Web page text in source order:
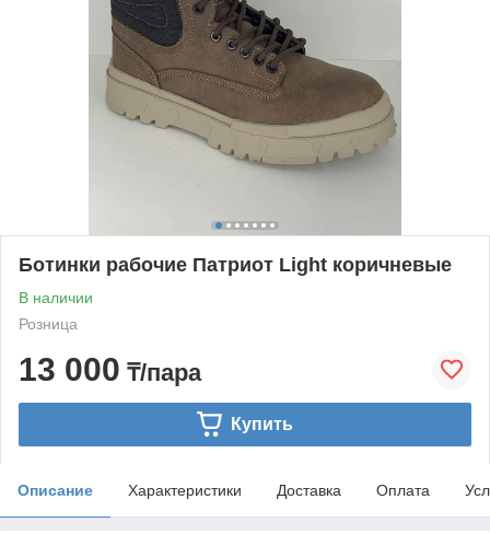
Ботинки рабочие Патриот Light коричневые
В наличии
Розница
13 000 ₸/пара
Купить
Описание Характеристики Доставка Оплата